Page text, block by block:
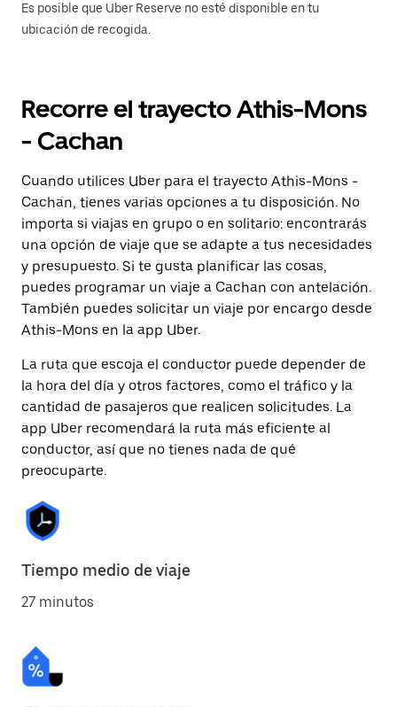
Es posible que Uber Reserve no esté disponible en tu
ubicación de recogida.
Recorre el trayecto Athis-Mons
- Cachan
Cuando utilices Uber para el trayecto Athis-Mons -
Cachan, tienes varias opciones a tu disposición. No
importa si viajas en grupo o en solitario: encontrarás
una opción de viaje que se adapte a tus necesidades
y presupuesto. Si te gusta planificar las cosas,
puedes programar un viaje a Cachan con antelación.
También puedes solicitar un viaje por encargo desde
Athis-Mons en la app Uber.
La ruta que escoja el conductor puede depender de
la hora del día y otros factores, como el tráfico y la
cantidad de pasajeros que realicen solicitudes. La
app Uber recomendará la ruta más eficiente al
conductor, así que no tienes nada de qué
preocuparte.
Tiempo medio de viaje
27 minutos